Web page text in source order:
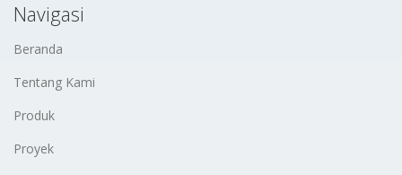
Navigasi
Beranda
Tentang Kami
Produk
Proyek